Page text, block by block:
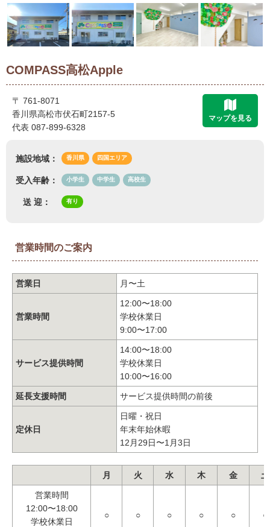
COMPASS高松Apple
〒 761-8071
香川県高松市伏石町2157-5
代表 087-899-6328
マップを見る
施設地域： 香川県 四国エリア
受入年齢： 小学生 中学生 高校生
送 迎： 有り
営業時間のご案内
営業日 月〜土
営業時間
12:00〜18:00
学校休業日
9:00〜17:00
サービス提供時間
14:00〜18:00
学校休業日
10:00〜16:00
延長支援時間 サービス提供時間の前後
定休日
日曜・祝日
年末年始休暇
12月29日〜1月3日
月 火 水 木 金 土
営業時間
12:00〜18:00
学校休業日
○ ○ ○ ○ ○ ○